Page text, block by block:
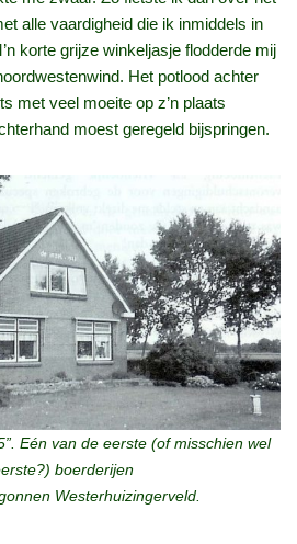
alle vaardigheid die ik inmiddels in
korte grijze winkeljasje flodderde mij
Het potlood achter
met veel moeite op z’n plaats
moest geregeld bijspringen.
Eén van de eerste (of misschien wel
boerderijen
Westerhuizingerveld.